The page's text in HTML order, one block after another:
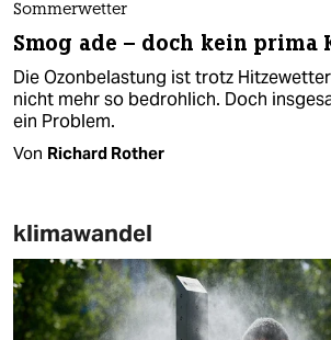
Sommerwetter
Smog ade – doch kein prima
Die Ozonbelastung ist trotz
nicht mehr so bedrohlich. Doch
ein Problem.
Von Richard Rother
klimawandel